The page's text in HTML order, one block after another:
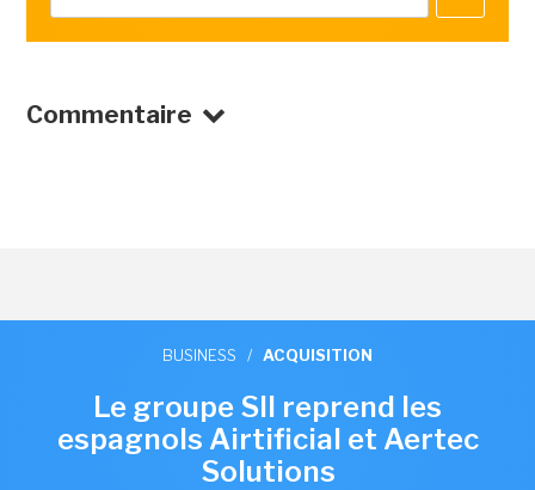
Commentaire
BUSINESS / ACQUISITION
Le groupe SII reprend les
espagnols Airtificial et Aertec
Solutions